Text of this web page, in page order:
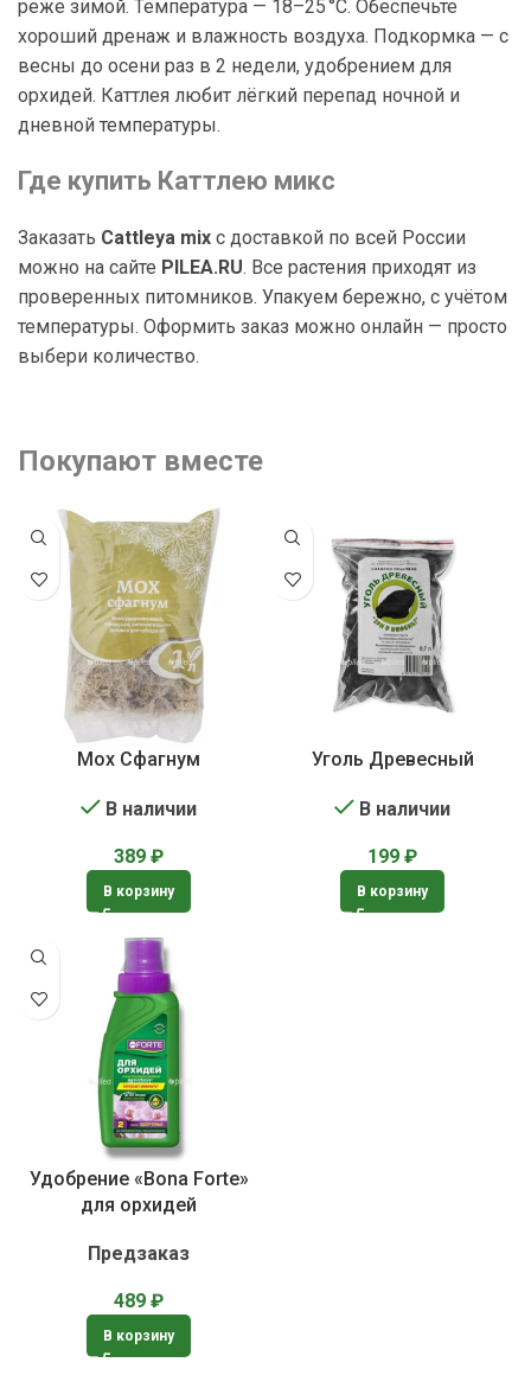
реже зимой. Температура — 18–25 °C. Обеспечьте
хороший дренаж и влажность воздуха. Подкормка — с
весны до осени раз в 2 недели, удобрением для
орхидей. Каттлея любит лёгкий перепад ночной и
дневной температуры.
Где купить Каттлею микс
Заказать Cattleya mix с доставкой по всей России
можно на сайте PILEA.RU. Все растения приходят из
проверенных питомников. Упакуем бережно, с учётом
температуры. Оформить заказ можно онлайн — просто
выбери количество.
Покупают вместе
Мох Сфагнум
В наличии
389 ₽
В корзину
Уголь Древесный
В наличии
199 ₽
В корзину
Удобрение «Bona Forte»
для орхидей
Предзаказ
489 ₽
В корзину